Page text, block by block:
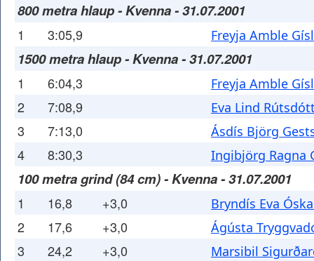
800 metra hlaup - Kvenna - 31.07.2001
1 3:05,9 Freyja Amble
1500 metra hlaup - Kvenna - 31.07.2001
1 6:04,3 Freyja Amble
2 7:08,9 Eva Lind
3 7:13,0 Ásdís Björg
4 8:30,3 Ingibjörg Ragna
100 metra grind (84 cm) - Kvenna - 31.07.2001
1 16,8 +3,0 Bryndís Eva
2 17,6 +3,0 Ágústa
3 24,2 +3,0 Marsibil